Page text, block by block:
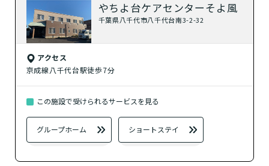
やちよ台ケアセンターそよ風
千葉県八千代市八千代台南3-2-32
アクセス
京成線八千代台駅徒歩7分
この施設で受けられるサービスを見る
グループホーム ショートステイ